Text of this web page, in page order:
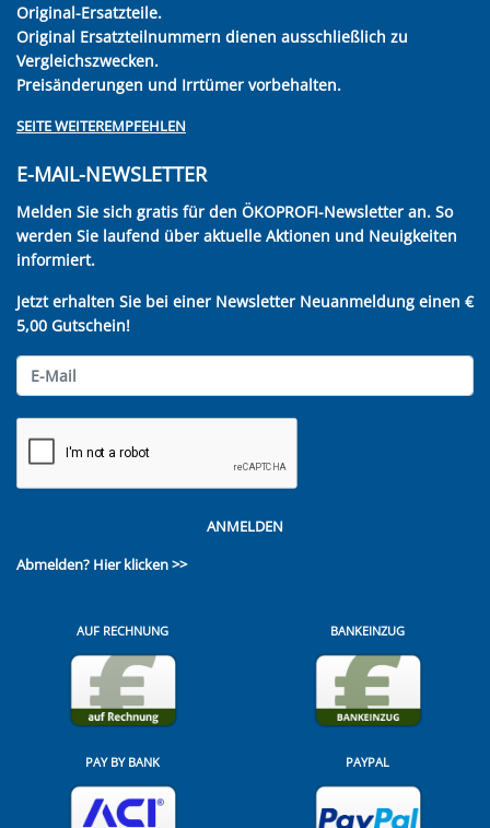
Original-Ersatzteile.
Original Ersatzteilnummern dienen ausschließlich zu
Vergleichszwecken.
Preisänderungen und Irrtümer vorbehalten.
SEITE WEITEREMPFEHLEN
E-MAIL-NEWSLETTER
Melden Sie sich gratis für den ÖKOPROFI-Newsletter an. So
werden Sie laufend über aktuelle Aktionen und Neuigkeiten
informiert.
Jetzt erhalten Sie bei einer Newsletter Neuanmeldung einen €
5,00 Gutschein!
ANMELDEN
Abmelden? Hier klicken >>
AUF RECHNUNG BANKEINZUG
PAY BY BANK PAYPAL